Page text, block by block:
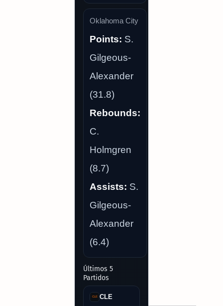
Oklahoma City
Points: S.
Gilgeous-
Alexander
(31.8)
Rebounds:
C.
Holmgren
(8.7)
Assists: S.
Gilgeous-
Alexander
(6.4)
Últimos 5
Partidos
CLE